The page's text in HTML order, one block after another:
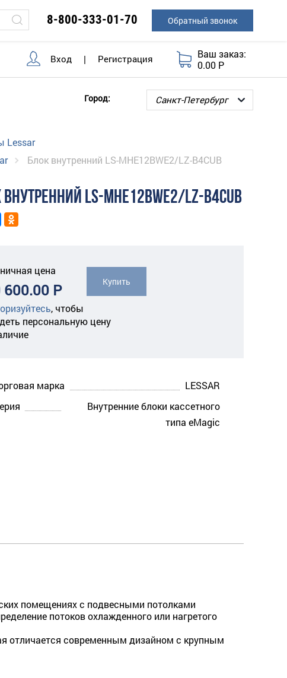
8-800-333-01-70 Обратный звонок
Вход | Регистрация
Ваш заказ:
0.00 Р
Город:
Lessar
Блок внутренний LS-MHE12BWE2/LZ-B4CUB
LS-MHE12BWE2/LZ-B4CUB
цена
600.00 Р
, чтобы
персональную цену
Купить
марка
LESSAR
Внутренние блоки кассетного
типа eMagic
помещениях с подвесными потолками
потоков охлажденного или нагретого
отличается современным дизайном с крупным